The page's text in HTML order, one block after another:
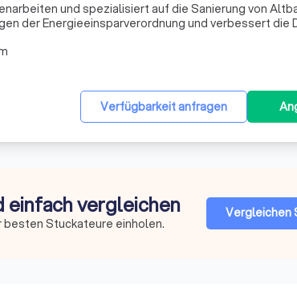
und spezialisiert auf die Sanierung von
der Energieeinsparverordnung und verbessert die
Verfügbarkeit anfragen
einfach vergleichen
Stuckateure einholen.
Vergleichen